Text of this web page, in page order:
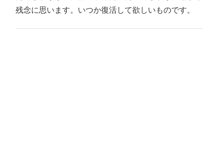
残念に思います。いつか復活して欲しいものです。